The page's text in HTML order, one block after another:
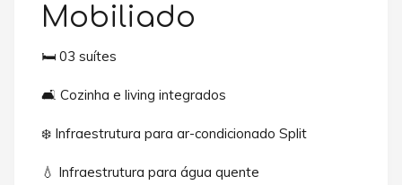
Mobiliado
🛏️ 03 suítes
🛋️ Cozinha e living integrados
❄️ Infraestrutura para ar-condicionado Split
💧 Infraestrutura para água quente